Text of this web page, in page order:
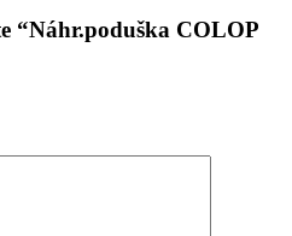
“Náhr.poduška COLOP